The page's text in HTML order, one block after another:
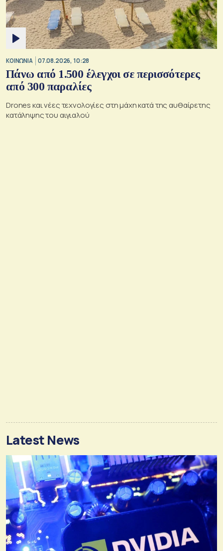
ΚΟΙΝΩΝΙΑ 07.08.2026, 10:28
Πάνω από 1.500 έλεγχοι σε περισσότερες
από 300 παραλίες
Drones και νέες τεχνολογίες στη μάχη κατά της αυθαίρετης
κατάληψης του αιγιαλού
Latest News